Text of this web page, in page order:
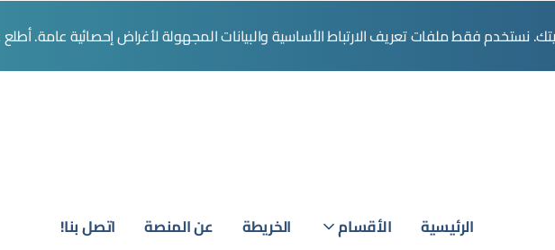
الرئيسية الأقسام الخريطة عن المنصة اتصل بنا!
نستخدم فقط ملفات تعريف الارتباط الأساسية والبيانات المجهولة لأغراض إحصائية عامة.